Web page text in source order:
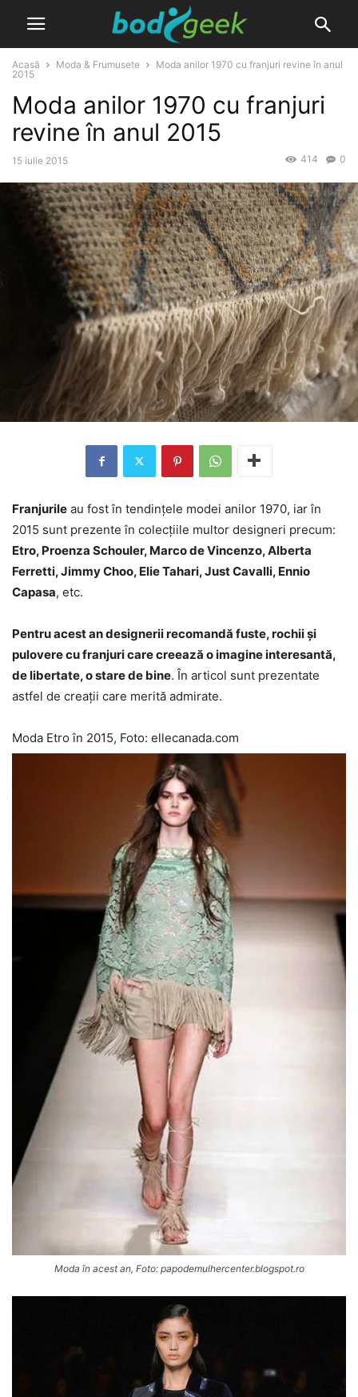
Acasă Moda & Frumusete
Moda anilor 1970 cu franjuri revine în anul
2015
Moda anilor 1970 cu franjuri
revine în anul 2015
15 iulie 2015 0
414
Franjurile au fost în tendințele modei anilor 1970, iar în
2015 sunt prezente în colecțiile multor designeri precum:
Etro, Proenza Schouler, Marco de Vincenzo, Alberta
Ferretti, Jimmy Choo, Elie Tahari, Just Cavalli, Ennio
Capasa, etc.
Pentru acest an designerii recomandă fuste, rochii și
pulovere cu franjuri care creează o imagine interesantă,
de libertate, o stare de bine. În articol sunt prezentate
astfel de creații care merită admirate.
Moda Etro în 2015, Foto: ellecanada.com
Moda în acest an, Foto: papodemulhercenter.blogspot.ro